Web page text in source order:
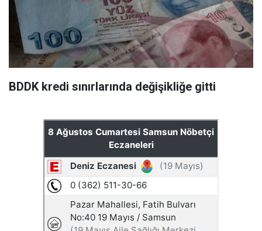
BDDK kredi sınırlarında değişikliğe gitti